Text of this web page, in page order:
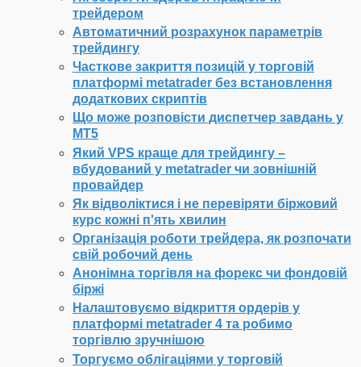
трейдером
Автоматичний розрахунок параметрів
трейдингу
Часткове закриття позицій у торговій
платформі metatrader без встановлення
додаткових скриптів
Що може розповісти диспетчер завдань у
МТ5
Який VPS краще для трейдингу –
вбудований у metatrader чи зовнішній
провайдер
Як відволіктися і не перевіряти біржовий
курс кожні п'ять хвилин
Організація роботи трейдера, як розпочати
свій робочий день
Анонімна торгівля на форекс чи фондовій
біржі
Налаштовуємо відкриття ордерів у
платформі metatrader 4 та робимо
торгівлю зручнішою
Торгуємо облігаціями у торговій